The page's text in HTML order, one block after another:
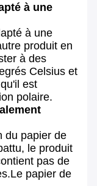
à une
à une
produit en
à des
Celsius et
est
polaire.
du papier de
le produit
pas de
papier de